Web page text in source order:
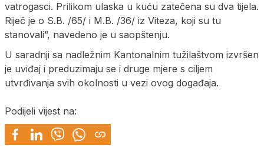
vatrogasci. Prilikom ulaska u kuću zatečena su dva tijela.
Riječ je o S.B. /65/ i M.B. /36/ iz Viteza, koji su tu
stanovali”, navedeno je u saopštenju.
U saradnji sa nadležnim Kantonalnim tužilaštvom izvršen
je uviđaj i preduzimaju se i druge mjere s ciljem
utvrđivanja svih okolnosti u vezi ovog događaja.
Podijeli vijest na: